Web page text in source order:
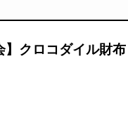
】クロコダイル財布